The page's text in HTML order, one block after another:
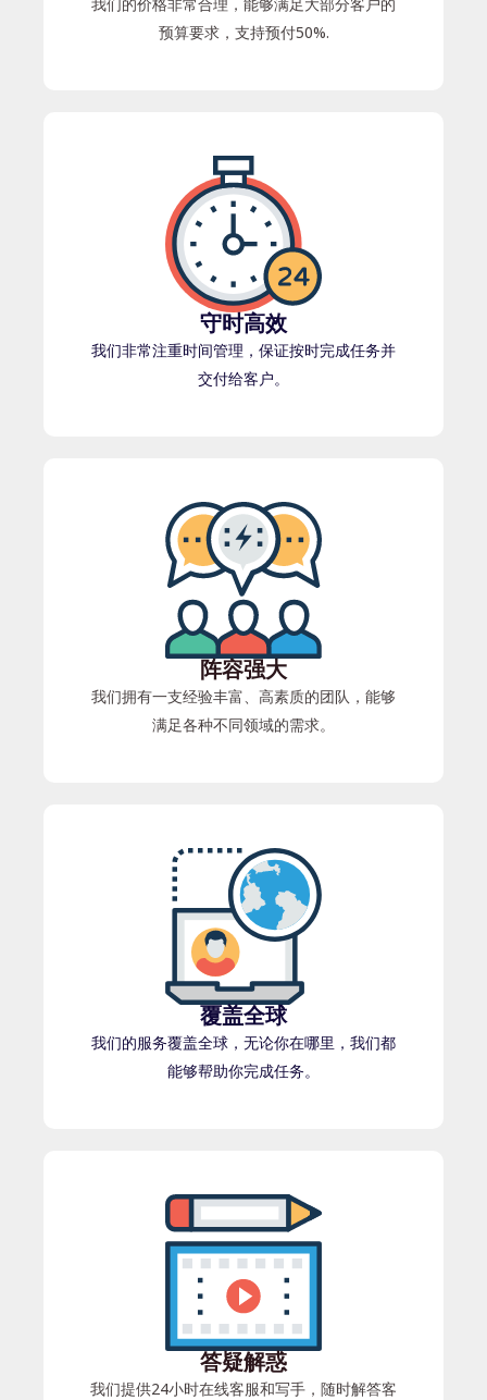
预算要求，支持预付50%.
守时高效
我们非常注重时间管理，保证按时完成任务并
交付给客户。
阵容强大
我们拥有一支经验丰富、高素质的团队，能够
满足各种不同领域的需求。
覆盖全球
我们的服务覆盖全球，无论你在哪里，我们都
能够帮助你完成任务。
答疑解惑
我们提供24小时在线客服和写手，随时解答客